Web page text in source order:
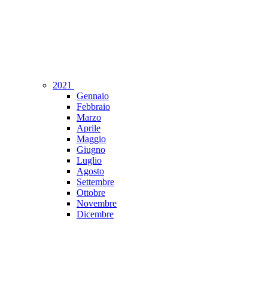
2021
Gennaio
Febbraio
Marzo
Aprile
Maggio
Giugno
Luglio
Agosto
Settembre
Ottobre
Novembre
Dicembre